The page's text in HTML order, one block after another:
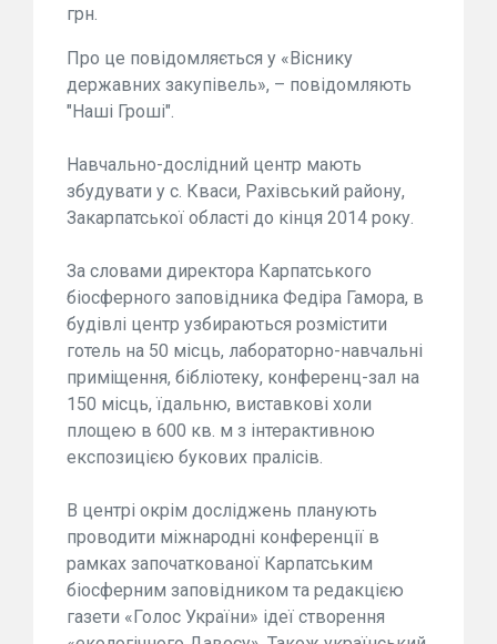
грн.
Про це повідомляється у «Віснику
державних закупівель», – повідомляють
"Наші Гроші".
Навчально-дослідний центр мають
збудувати у с. Кваси, Рахівський району,
Закарпатської області до кінця 2014 року.
За словами директора Карпатського
біосферного заповідника Федіра Гамора, в
будівлі центр узбираються розмістити
готель на 50 місць, лабораторно-навчальні
приміщення, бібліотеку, конференц-зал на
150 місць, їдальню, виставкові холи
площею в 600 кв. м з інтерактивною
експозицією букових пралісів.
В центрі окрім досліджень планують
проводити міжнародні конференції в
рамках започаткованої Карпатським
біосферним заповідником та редакцією
газети «Голос України» ідеї створення